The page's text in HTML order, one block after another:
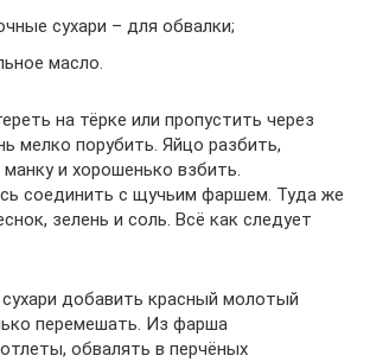
сухари – для обвалки;
масло.
на тёрке или пропустить через
мелко порубить. Яйцо разбить,
и хорошенько взбить.
соединить с щучьим фаршем. Туда же
зелень и соль. Всё как следует
добавить красный молотый
перемешать. Из фарша
обвалять в перчёных